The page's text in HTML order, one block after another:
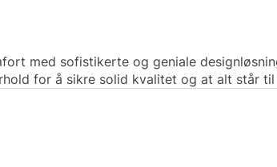
med sofistikerte og geniale
for å sikre solid kvalitet og at alt står til